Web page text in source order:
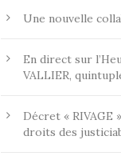
Une nouvelle
En direct sur
VALLIER,
Décret « RIVAGE
droits des